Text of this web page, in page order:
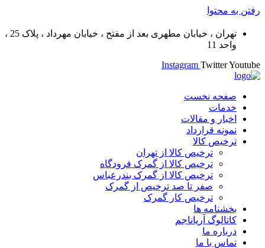
رفتن به محتوا
تهران ، خیابان مطهری بعد از مفتح ، خیابان مهرداد ، پلاک 25 ،
واحد 11
Instagram TwitterYoutube
صفحه نخست
خدمات
اخبار و مقالات
نمونه قرارداد
ترخیص کالا
ترخیص کالا از تهران
ترخیص کالا از گمرک فرودگاه
ترخیص کالا از گمرک بندرعباس
صفر تا صد ترخیص از گمرک
ترخیص کار گمرک
بخشنامه ها
کاتالوگ آریاناجم
درباره ما
تماس با ما